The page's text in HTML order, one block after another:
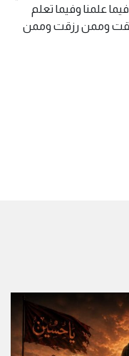
علمنا وفيما تعلم
خلقت وممن رزقت وممن